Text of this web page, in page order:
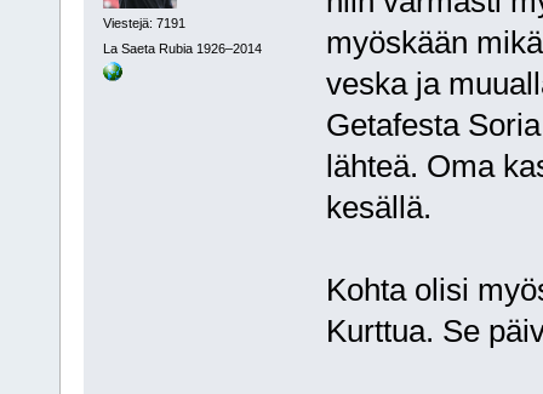
Viestejä: 7191
La Saeta Rubia 1926–2014
myöskään
veska ja
Getafesta
lähteä. Oma
kesällä.
Kohta olisi
Kurttua. Se